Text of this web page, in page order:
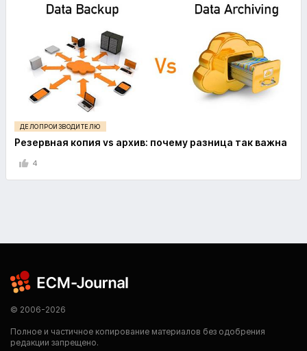
ДЕЛОПРОИЗВОДИТЕЛЮ
Резервная копия vs архив: почему разница так важна
4
© 2006-2026
Полное и частичное копирование материалов без одобрения
редакции запрещено.